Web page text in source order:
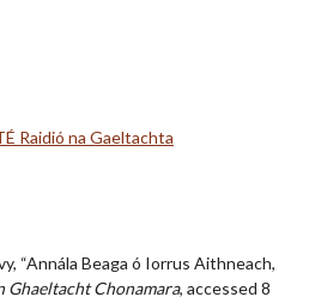
Raidió na Gaeltachta
“Annála Beaga ó Iorrus Aithneach,
Ghaeltacht Chonamara, accessed 8